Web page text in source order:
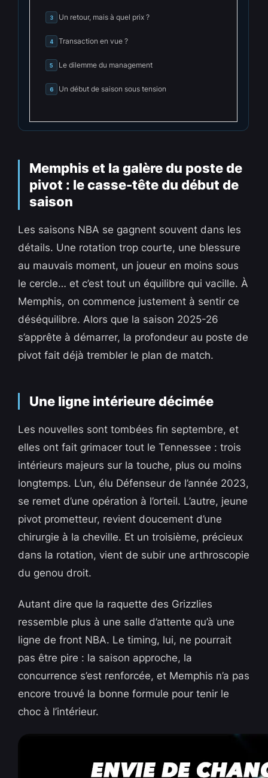
3 Un retour, mais à quel prix ?
4 Transaction en vue ?
5 Le dilemme du management
6 Un début de saison sous tension
Memphis et la galère du poste de
pivot : le casse-tête du début de
saison
Les saisons NBA se gagnent souvent dans les
détails. Une rotation trop courte, une blessure
au mauvais moment, un joueur en moins sous
le cercle… et c’est tout un équilibre qui vacille. À
Memphis, on commence justement à sentir ce
déséquilibre. Alors que la saison 2025-26
s’apprête à démarrer, la profondeur au poste de
pivot fait déjà trembler le plan de match.
Une ligne intérieure décimée
Les nouvelles sont tombées fin septembre, et
elles ont fait grimacer tout le Tennessee : trois
intérieurs majeurs sur la touche, plus ou moins
longtemps. L’un, élu Défenseur de l’année 2023,
se remet d’une opération à l’orteil. L’autre, jeune
pivot prometteur, revient doucement d’une
chirurgie à la cheville. Et un troisième, précieux
dans la rotation, vient de subir une arthroscopie
du genou droit.
Autant dire que la raquette des Grizzlies
ressemble plus à une salle d’attente qu’à une
ligne de front NBA. Le timing, lui, ne pourrait
pas être pire : la saison approche, la
concurrence s’est renforcée, et Memphis n’a pas
encore trouvé la bonne formule pour tenir le
choc à l’intérieur.